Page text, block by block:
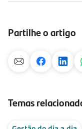
Partilhe o artigo
Temas